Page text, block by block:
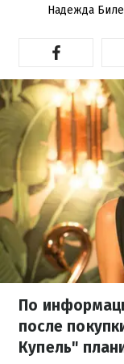
Надежда
По
после
Купель"